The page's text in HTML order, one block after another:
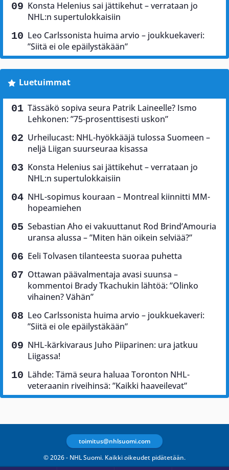
Konsta Helenius sai jättikehut – verrataan jo
NHL:n supertulokkaisiin
Leo Carlssonista huima arvio – joukkuekaveri:
”Siitä ei ole epäilystäkään”
Luetuimmat
Tässäkö sopiva seura Patrik Laineelle? Ismo
Lehkonen: ”75-prosenttisesti uskon”
Urheilucast: NHL-hyökkääjä tulossa Suomeen –
neljä Liigan suurseuraa kisassa
Konsta Helenius sai jättikehut – verrataan jo
NHL:n supertulokkaisiin
NHL-sopimus kouraan – Montreal kiinnitti MM-
hopeamiehen
Sebastian Aho ei vakuuttanut Rod Brind’Amouria
uransa alussa – ”Miten hän oikein selviää?”
Eeli Tolvasen tilanteesta suoraa puhetta
Ottawan päävalmentaja avasi suunsa –
kommentoi Brady Tkachukin lähtöä: ”Olinko
vihainen? Vähän”
Leo Carlssonista huima arvio – joukkuekaveri:
”Siitä ei ole epäilystäkään”
NHL-kärkivaraus Juho Piiparinen: ura jatkuu
Liigassa!
Lähde: Tämä seura haluaa Toronton NHL-
veteraanin riveihinsä: ”Kaikki haaveilevat”
© 2026 - NHL Suomi. Kaikki oikeudet pidätetään.
toimitus@nhlsuomi.com